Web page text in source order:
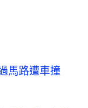
馬路遭車撞